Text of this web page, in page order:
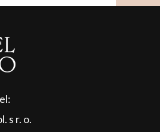
s r. o.